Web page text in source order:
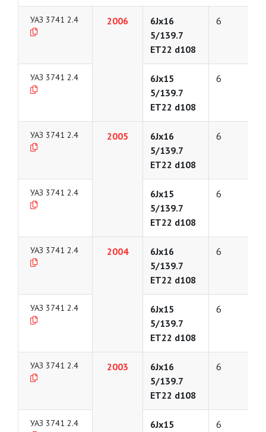
УАЗ 3741 2.4 2006
6Jx16
5/139.7
ET22 d108
6
УАЗ 3741 2.4
6Jx15
5/139.7
ET22 d108
6
УАЗ 3741 2.4 2005
6Jx16
5/139.7
ET22 d108
6
УАЗ 3741 2.4
6Jx15
5/139.7
ET22 d108
6
УАЗ 3741 2.4 2004
6Jx16
5/139.7
ET22 d108
6
УАЗ 3741 2.4
6Jx15
5/139.7
ET22 d108
6
УАЗ 3741 2.4 2003
6Jx16
5/139.7
ET22 d108
6
УАЗ 3741 2.4
6Jx15
6